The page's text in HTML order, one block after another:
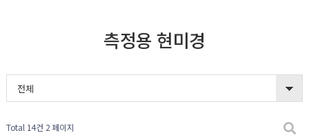
측정용 현미경
전체
Total 14건 2 페이지